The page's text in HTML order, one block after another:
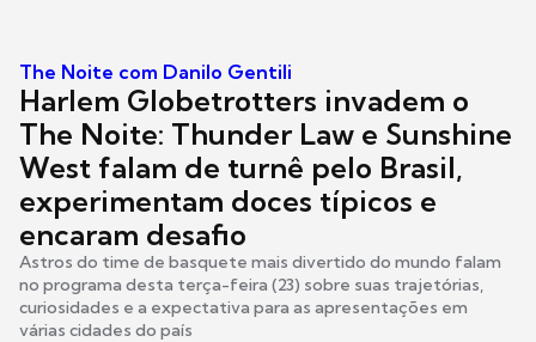
The Noite com Danilo Gentili
Harlem Globetrotters invadem o
The Noite: Thunder Law e Sunshine
West falam de turnê pelo Brasil,
experimentam doces típicos e
encaram desafio
Astros do time de basquete mais divertido do mundo falam
no programa desta terça-feira (23) sobre suas trajetórias,
curiosidades e a expectativa para as apresentações em
várias cidades do país